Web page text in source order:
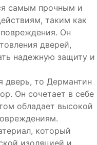
самым прочным и
таким как
Он
дверей,
надежную защиту и
дверь, то Дермантин
Он сочетает в себе
обладает высокой
который
изоляцией и